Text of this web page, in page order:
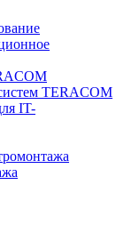
TERACOM
IT-